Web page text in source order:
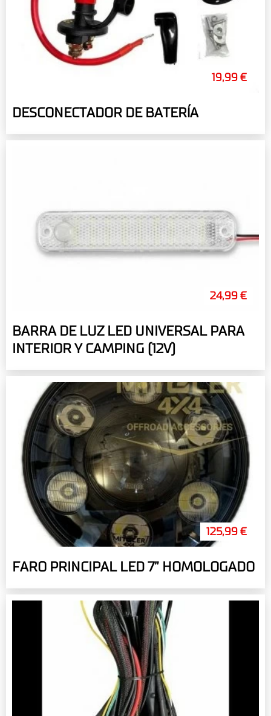
19,99 €
DESCONECTADOR DE BATERÍA
24,99 €
BARRA DE LUZ LED UNIVERSAL PARA
INTERIOR Y CAMPING (12V)
125,99 €
FARO PRINCIPAL LED 7” HOMOLOGADO